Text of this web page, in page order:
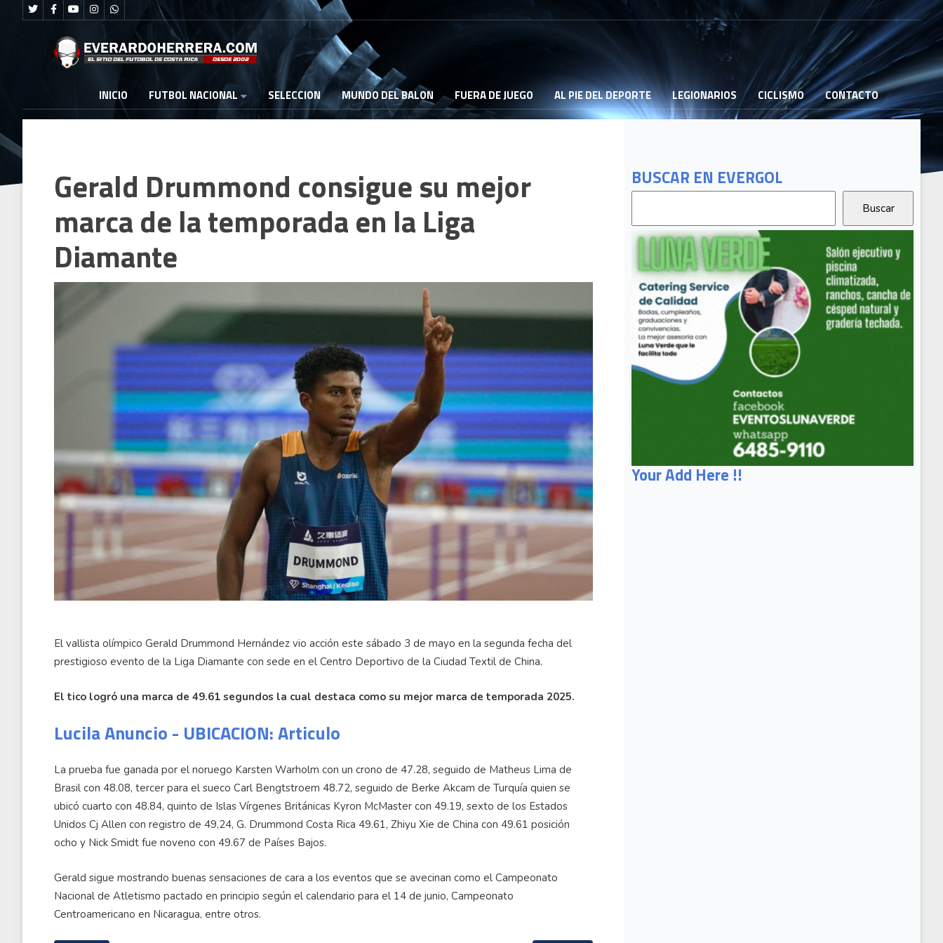
INICIO FUTBOL NACIONAL SELECCION MUNDO DEL BALON FUERA DE JUEGO AL PIE DEL DEPORTE LEGIONARIOS CICLISMO CONTACTO
BUSCAR EN EVERGOL
Your Add Here !!
Gerald Drummond consigue su mejor
marca de la temporada en la Liga
Diamante
El vallista olímpico Gerald Drummond Hernández vio acción este sábado 3 de mayo en la segunda fecha del
prestigioso evento de la Liga Diamante con sede en el Centro Deportivo de la Ciudad Textil de China.
El tico logró una marca de 49.61 segundos la cual destaca como su mejor marca de temporada 2025.
Lucila Anuncio - UBICACION: Articulo
La prueba fue ganada por el noruego Karsten Warholm con un crono de 47.28, seguido de Matheus Lima de
Brasil con 48.08, tercer para el sueco Carl Bengtstroem 48.72, seguido de Berke Akcam de Turquía quien se
ubicó cuarto con 48.84, quinto de Islas Vírgenes Británicas Kyron McMaster con 49.19, sexto de los Estados
Unidos Cj Allen con registro de 49,24, G. Drummond Costa Rica 49.61, Zhiyu Xie de China con 49.61 posición
ocho y Nick Smidt fue noveno con 49.67 de Países Bajos.
Gerald sigue mostrando buenas sensaciones de cara a los eventos que se avecinan como el Campeonato
Nacional de Atletismo pactado en principio según el calendario para el 14 de junio, Campeonato
Centroamericano en Nicaragua, entre otros.